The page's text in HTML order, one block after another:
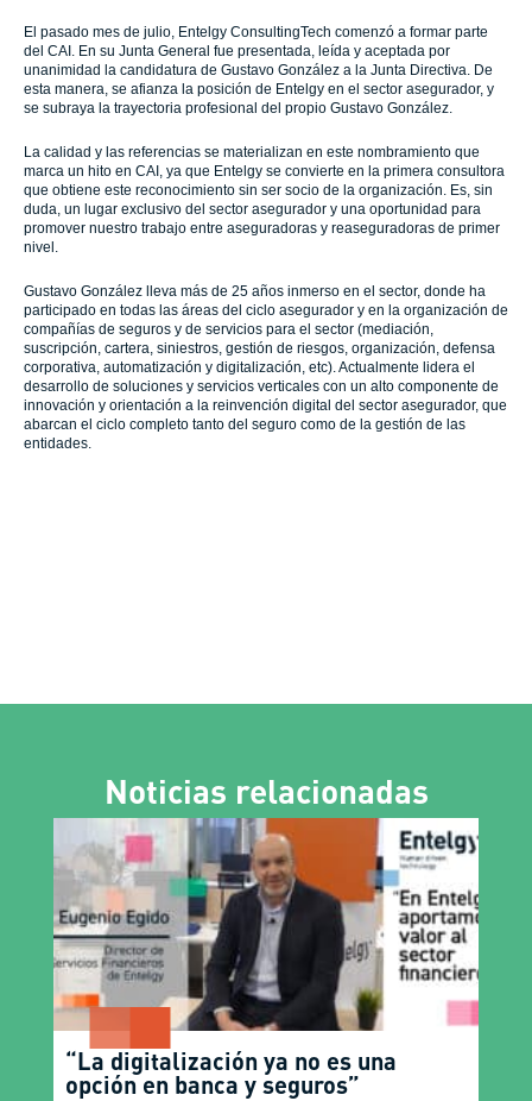
El pasado mes de julio, Entelgy ConsultingTech comenzó a formar parte
del CAI. En su Junta General fue presentada, leída y aceptada por
unanimidad la candidatura de Gustavo González a la Junta Directiva. De
esta manera, se afianza la posición de Entelgy en el sector asegurador, y
se subraya la trayectoria profesional del propio Gustavo González.
La calidad y las referencias se materializan en este nombramiento que
marca un hito en CAI, ya que Entelgy se convierte en la primera consultora
que obtiene este reconocimiento sin ser socio de la organización. Es, sin
duda, un lugar exclusivo del sector asegurador y una oportunidad para
promover nuestro trabajo entre aseguradoras y reaseguradoras de primer
nivel.
Gustavo González lleva más de 25 años inmerso en el sector, donde ha
participado en todas las áreas del ciclo asegurador y en la organización de
compañías de seguros y de servicios para el sector (mediación,
suscripción, cartera, siniestros, gestión de riesgos, organización, defensa
corporativa, automatización y digitalización, etc). Actualmente lidera el
desarrollo de soluciones y servicios verticales con un alto componente de
innovación y orientación a la reinvención digital del sector asegurador, que
abarcan el ciclo completo tanto del seguro como de la gestión de las
entidades.
Noticias relacionadas
“La digitalización ya no es una
opción en banca y seguros”